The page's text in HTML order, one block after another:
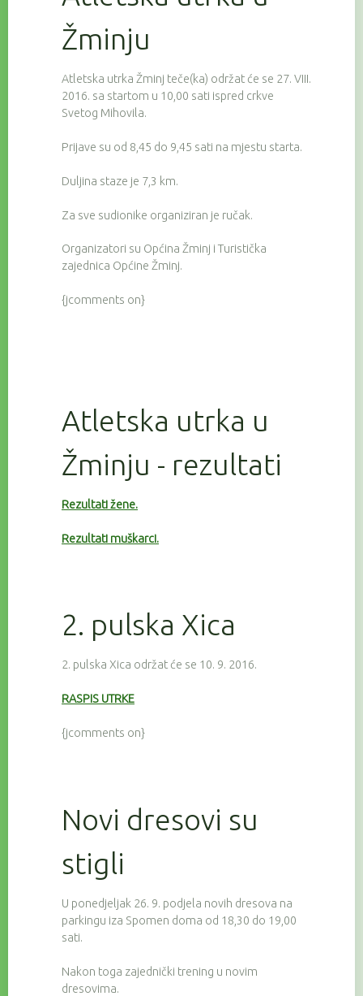
Žminju
Atletska utrka Žminj teče(ka) održat će se 27. VIII.
2016. sa startom u 10,00 sati ispred crkve
Svetog Mihovila.
Prijave su od 8,45 do 9,45 sati na mjestu starta.
Duljina staze je 7,3 km.
Za sve sudionike organiziran je ručak.
Organizatori su Općina Žminj i Turistička
zajednica Općine Žminj.
{jcomments on}
Atletska utrka u
Žminju - rezultati
Rezultati žene.
Rezultati muškarci.
2. pulska Xica
2. pulska Xica održat će se 10. 9. 2016.
RASPIS UTRKE
{jcomments on}
Novi dresovi su
stigli
U ponedjeljak 26. 9. podjela novih dresova na
parkingu iza Spomen doma od 18,30 do 19,00
sati.
Nakon toga zajednički trening u novim
dresovima.